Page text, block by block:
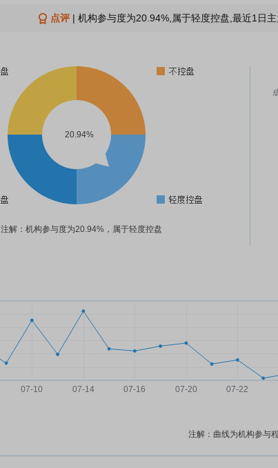
点评| 机构参与度为20.94%,属于轻度控盘,最近1日
20.94%
注解：机构参与度为20.94%，属于轻度控盘
注解：曲线为机构参与